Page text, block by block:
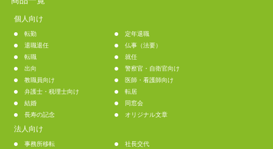
個人向け
転勤
定年退職
退職退任
仏事（法要）
転職
就任
出向
警察官・自衛官向け
教職員向け
医師・看護師向け
弁護士・税理士向け
転居
結婚
同窓会
長寿の記念
オリジナル文章
法人向け
事務所移転
社長交代